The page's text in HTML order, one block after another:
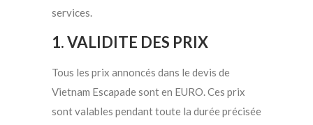
services.
1. VALIDITE DES PRIX
Tous les prix annoncés dans le devis de
Vietnam Escapade sont en EURO. Ces prix
sont valables pendant toute la durée précisée